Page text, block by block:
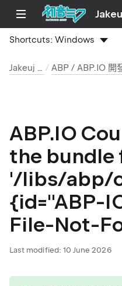
Shortcuts:Windows
Jakeuj 筆記本
ABP.IO
the bundle
'/libs/abp/
{id="ABP-
File-Not-
Last modified: 10 June 2026